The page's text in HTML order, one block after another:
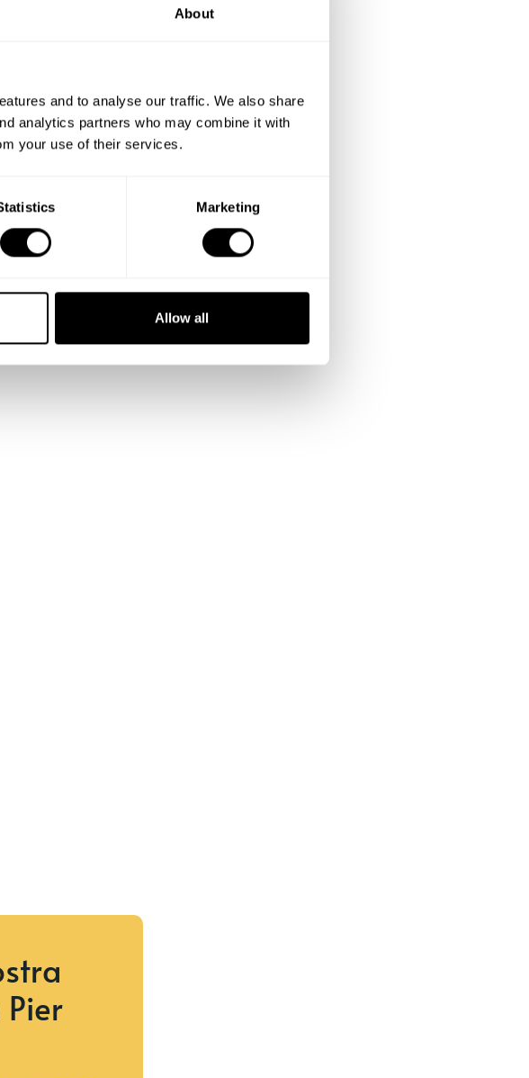
About
and to analyse our traffic. We also share
analytics partners who may combine it with
your use of their services.
Marketing
Allow all